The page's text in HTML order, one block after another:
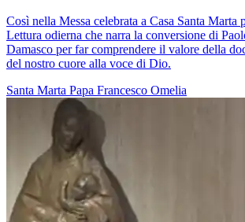
Così nella Messa celebrata a Casa Santa Marta
Lettura odierna che narra la conversione di
Damasco per far comprendere il valore della
del nostro cuore alla voce di Dio.
Santa Marta Papa Francesco Omelia